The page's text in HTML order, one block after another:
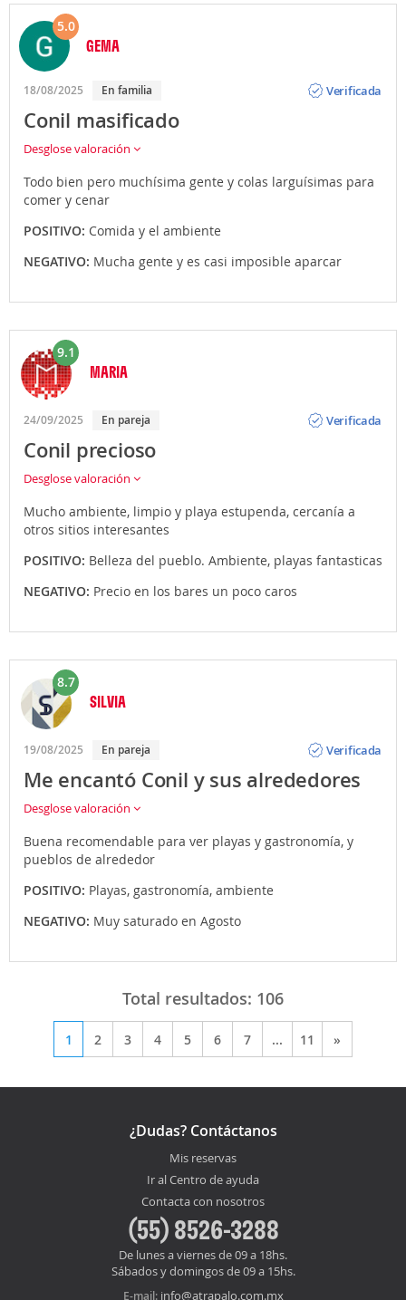
5.0
GEMA
18/08/2025 En familia
Verificada
Conil masificado
Desglose valoración
Todo bien pero muchísima gente y colas larguísimas para
comer y cenar
POSITIVO: Comida y el ambiente
NEGATIVO: Mucha gente y es casi imposible aparcar
9.1
MARIA
24/09/2025 En pareja
Verificada
Conil precioso
Desglose valoración
Mucho ambiente, limpio y playa estupenda, cercanía a
otros sitios interesantes
POSITIVO: Belleza del pueblo. Ambiente, playas fantasticas
NEGATIVO: Precio en los bares un poco caros
8.7
SILVIA
19/08/2025 En pareja
Verificada
Me encantó Conil y sus alrededores
Desglose valoración
Buena recomendable para ver playas y gastronomía, y
pueblos de alrededor
POSITIVO: Playas, gastronomía, ambiente
NEGATIVO: Muy saturado en Agosto
Total resultados: 106
1 2 3 4 5 6 7 ... 11 »
¿Dudas? Contáctanos
Mis reservas
Ir al Centro de ayuda
Contacta con nosotros
(55) 8526-3288
De lunes a viernes de 09 a 18hs.
Sábados y domingos de 09 a 15hs.
E-mail: info@atrapalo.com.mx